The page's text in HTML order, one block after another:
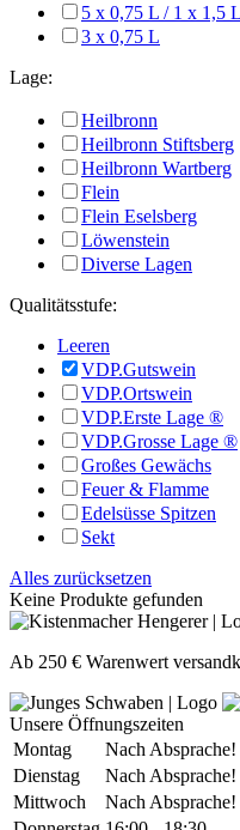
5 x 0,75 L / 1 x 1,5 L
3 x 0,75 L
Lage:
Heilbronn
Heilbronn Stiftsberg
Heilbronn Wartberg
Flein
Flein Eselsberg
Löwenstein
Diverse Lagen
Qualitätsstufe:
Leeren
VDP.Gutswein
VDP.Ortswein
VDP.Erste Lage ®
VDP.Grosse Lage ®
Großes Gewächs
Feuer & Flamme
Edelsüsse Spitzen
Sekt
Alles zurücksetzen
Keine Produkte gefunden
Ab 250 € Warenwert
Unsere Öffnungszeiten
Montag
Nach Absprache!
Dienstag
Nach Absprache!
Mittwoch
Nach Absprache!